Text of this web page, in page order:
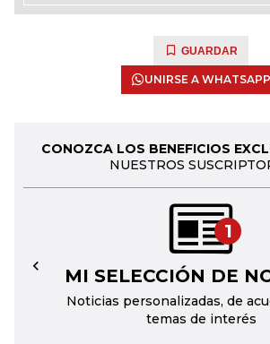
GUARDAR
UNIRSE A WHATSAPP
CONOZCA LOS BENEFICIOS
NUESTROS
1
MI SELECCIÓN DE
Noticias personalizadas, de
temas de interés
←